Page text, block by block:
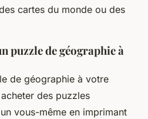
cartes du monde ou des
puzzle de géographie à
de géographie à votre
des puzzles
vous-même en imprimant